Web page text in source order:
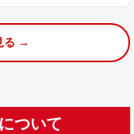
る →
ついて